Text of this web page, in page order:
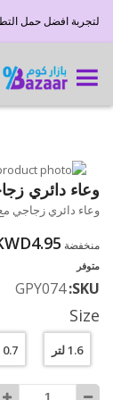
لتجربة افضل حمل
انتقل
إلى
النهاية
معرض
الصور
تخطي
إلى
معرض
وعاء دائري
وعاء دائري زجاجي مع
منخفضة
متوفر
SKU
GPY074
Size
1.6 لتر 0.7 Liter